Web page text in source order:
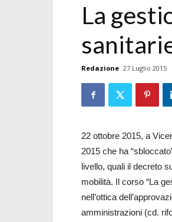
La
Redazione 27 Luglio 2015
22 ottobre 2015, a
2015 che ha
livello, quali il decreto
mobilità. Il corso “La
nell’ottica
amministrazioni (cd.